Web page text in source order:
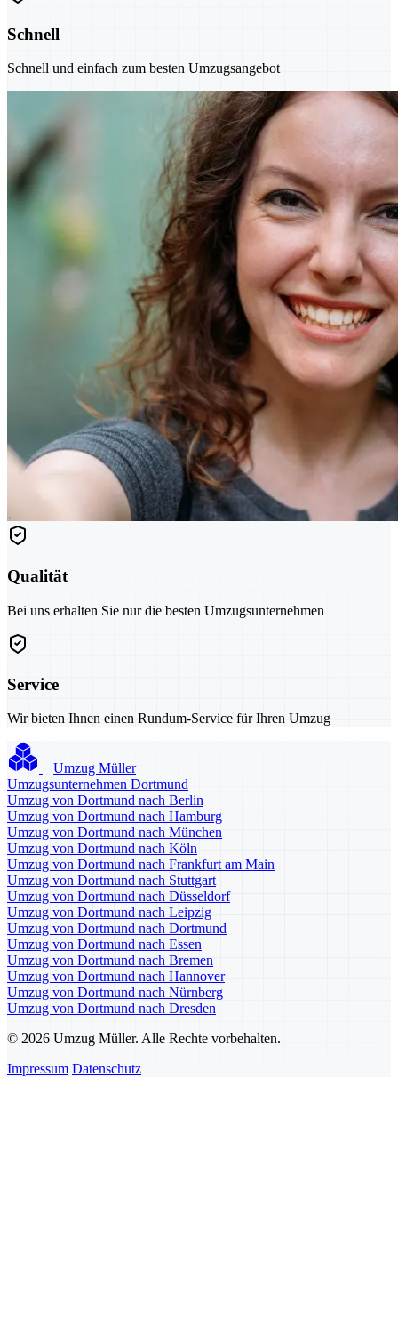
Schnell
Schnell und einfach zum besten Umzugsangebot
Qualität
Bei uns erhalten Sie nur die besten Umzugsunternehmen
Service
Wir bieten Ihnen einen Rundum-Service für Ihren Umzug
Umzug Müller
Umzugsunternehmen Dortmund
Umzug von Dortmund nach Berlin
Umzug von Dortmund nach Hamburg
Umzug von Dortmund nach München
Umzug von Dortmund nach Köln
Umzug von Dortmund nach Frankfurt am Main
Umzug von Dortmund nach Stuttgart
Umzug von Dortmund nach Düsseldorf
Umzug von Dortmund nach Leipzig
Umzug von Dortmund nach Dortmund
Umzug von Dortmund nach Essen
Umzug von Dortmund nach Bremen
Umzug von Dortmund nach Hannover
Umzug von Dortmund nach Nürnberg
Umzug von Dortmund nach Dresden
© 2026 Umzug Müller. Alle Rechte vorbehalten.
Impressum Datenschutz